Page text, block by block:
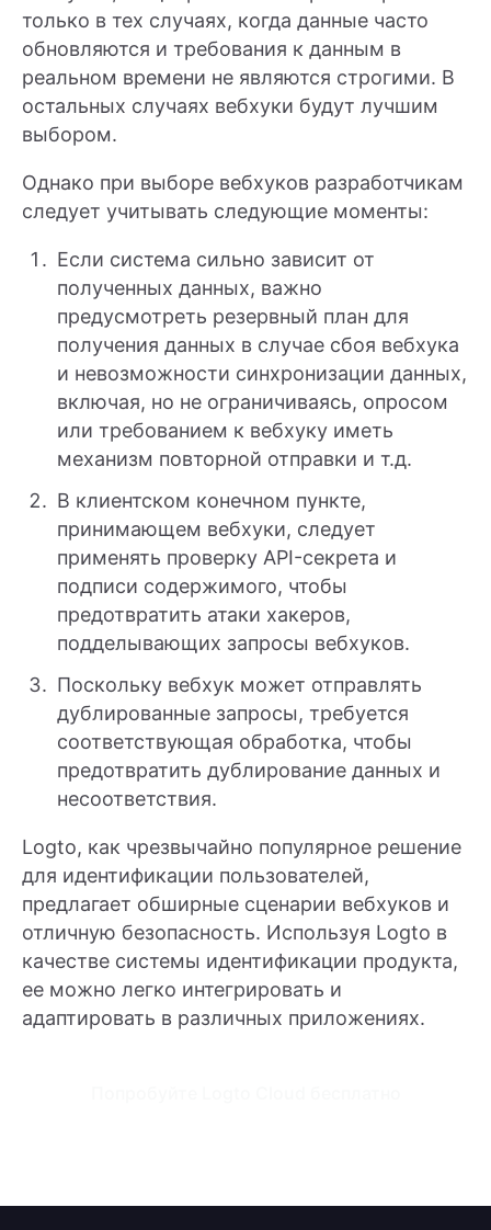
только в тех случаях, когда данные часто
обновляются и требования к данным в
реальном времени не являются строгими. В
остальных случаях вебхуки будут лучшим
выбором.
Однако при выборе вебхуков разработчикам
следует учитывать следующие моменты:
Если система сильно зависит от
полученных данных, важно
предусмотреть резервный план для
получения данных в случае сбоя вебхука
и невозможности синхронизации данных,
включая, но не ограничиваясь, опросом
или требованием к вебхуку иметь
механизм повторной отправки и т.д.
В клиентском конечном пункте,
принимающем вебхуки, следует
применять проверку API-секрета и
подписи содержимого, чтобы
предотвратить атаки хакеров,
подделывающих запросы вебхуков.
Поскольку вебхук может отправлять
дублированные запросы, требуется
соответствующая обработка, чтобы
предотвратить дублирование данных и
несоответствия.
Logto, как чрезвычайно популярное решение
для идентификации пользователей,
предлагает обширные сценарии вебхуков и
отличную безопасность. Используя Logto в
качестве системы идентификации продукта,
ее можно легко интегрировать и
адаптировать в различных приложениях.